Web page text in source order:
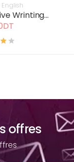
Wrinting...
offres